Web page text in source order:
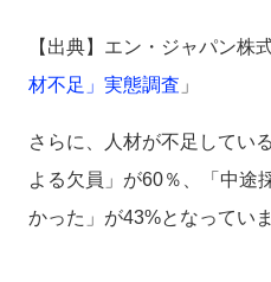
【出典】エン・ジャパン株
材不足」実態調査 」
さらに、人材が不足してい
よる欠員」が60％、「中途
かった」が43%となっていま